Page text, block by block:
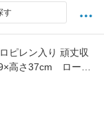
す
ピレン入り 頑丈収
高さ37cm ローリ
印良品 公式】